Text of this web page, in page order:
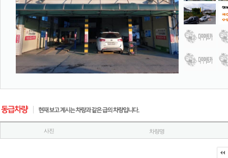
사진 차량명